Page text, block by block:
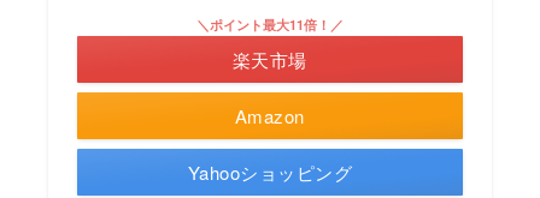
Amazon
＼ポイント最大11倍！／
楽天市場
Yahooショッピング